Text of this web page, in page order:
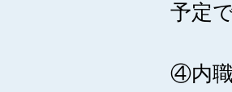
予定
④内職